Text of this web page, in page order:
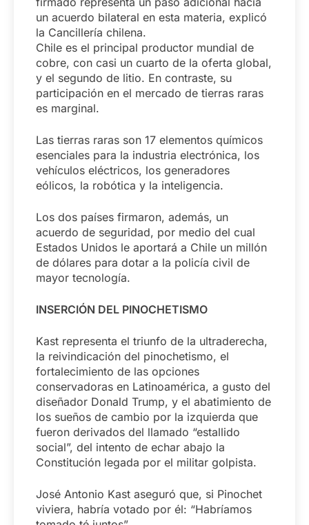
un acuerdo bilateral en esta materia, explicó
la Cancillería chilena.
Chile es el principal productor mundial de
cobre, con casi un cuarto de la oferta global,
y el segundo de litio. En contraste, su
participación en el mercado de tierras raras
es marginal.
Las tierras raras son 17 elementos químicos
esenciales para la industria electrónica, los
vehículos eléctricos, los generadores
eólicos, la robótica y la inteligencia.
Los dos países firmaron, además, un
acuerdo de seguridad, por medio del cual
Estados Unidos le aportará a Chile un millón
de dólares para dotar a la policía civil de
mayor tecnología.
INSERCIÓN DEL PINOCHETISMO
Kast representa el triunfo de la ultraderecha,
la reivindicación del pinochetismo, el
fortalecimiento de las opciones
conservadoras en Latinoamérica, a gusto del
diseñador Donald Trump, y el abatimiento de
los sueños de cambio por la izquierda que
fueron derivados del llamado “estallido
social”, del intento de echar abajo la
Constitución legada por el militar golpista.
José Antonio Kast aseguró que, si Pinochet
viviera, habría votado por él: “Habríamos